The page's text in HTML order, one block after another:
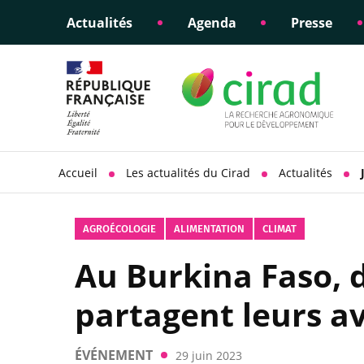
Actualités Agenda Presse
Éclairer les politiques
Appui à la
scientifique
Engagements éthiques
sociétale
Accueil Les actualités du Cirad Actualités
AGROÉCOLOGIE ALIMENTATION CLIMAT
Au Burkina Faso,
partagent leurs
ÉVÉNEMENT 29 juin 2023